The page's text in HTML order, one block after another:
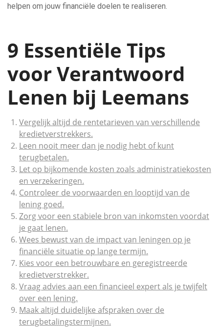
helpen om jouw financiële doelen te realiseren.
9 Essentiële Tips
voor Verantwoord
Lenen bij Leemans
Vergelijk altijd de rentetarieven van verschillende
kredietverstrekkers.
Leen nooit meer dan je nodig hebt of kunt
terugbetalen.
Let op bijkomende kosten zoals administratiekosten
en verzekeringen.
Controleer de voorwaarden en looptijd van de
lening goed.
Zorg voor een stabiele bron van inkomsten voordat
je gaat lenen.
Wees bewust van de impact van leningen op je
financiële situatie op lange termijn.
Kies voor een betrouwbare en geregistreerde
kredietverstrekker.
Vraag advies aan een financieel expert als je twijfelt
over een lening.
Maak altijd duidelijke afspraken over de
terugbetalingstermijnen.